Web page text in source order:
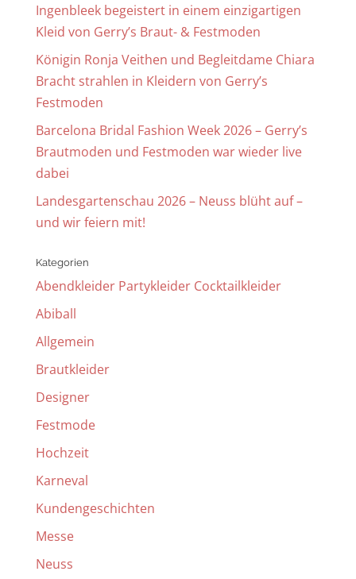
Ingenbleek begeistert in einem einzigartigen
Kleid von Gerry’s Braut- & Festmoden
Königin Ronja Veithen und Begleitdame Chiara
Bracht strahlen in Kleidern von Gerry’s
Festmoden
Barcelona Bridal Fashion Week 2026 – Gerry’s
Brautmoden und Festmoden war wieder live
dabei
Landesgartenschau 2026 – Neuss blüht auf –
und wir feiern mit!
Kategorien
Abendkleider Partykleider Cocktailkleider
Abiball
Allgemein
Brautkleider
Designer
Festmode
Hochzeit
Karneval
Kundengeschichten
Messe
Neuss